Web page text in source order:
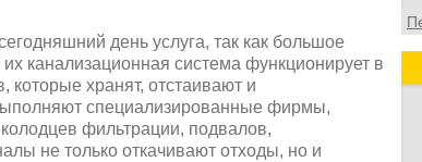
день услуга, так как большое
канализационная система функционирует в
хранят, отстаивают и
специализированные фирмы,
фильтрации, подвалов,
не только откачивают отходы, но и